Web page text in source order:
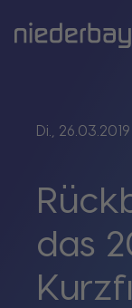
Di., 26.03.2019
das